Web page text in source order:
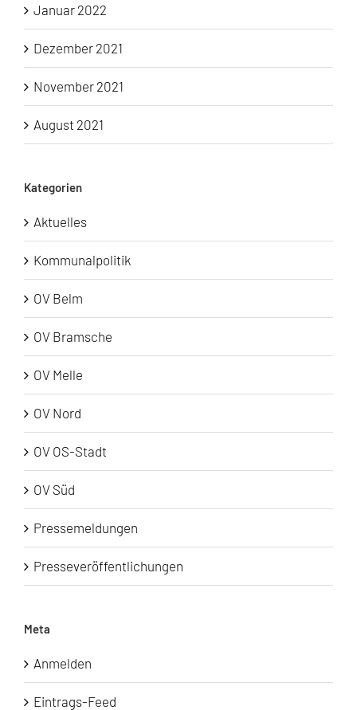
Januar 2022
Dezember 2021
November 2021
August 2021
Kategorien
Aktuelles
Kommunalpolitik
OV Belm
OV Bramsche
OV Melle
OV Nord
OV OS-Stadt
OV Süd
Pressemeldungen
Presseveröffentlichungen
Meta
Anmelden
Eintrags-Feed